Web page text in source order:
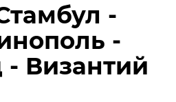
-
-
- Византий